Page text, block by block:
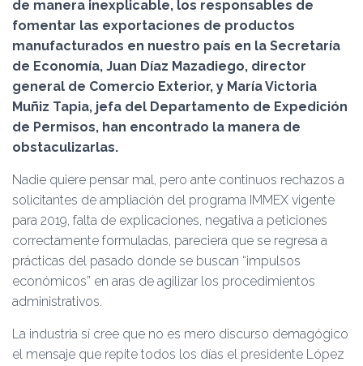
Ó
de manera inexplicable, los responsables de
fomentar las exportaciones de productos
manufacturados en nuestro país en la Secretaría
de Economía, Juan Díaz Mazadiego, director
general de Comercio Exterior, y María Victoria
Muñiz Tapia, jefa del Departamento de Expedición
de Permisos, han encontrado la manera de
obstaculizarlas.
Nadie quiere pensar mal, pero ante continuos rechazos a
solicitantes de ampliación del programa IMMEX vigente
para 2019, falta de explicaciones, negativa a peticiones
correctamente formuladas, pareciera que se regresa a
prácticas del pasado donde se buscan “impulsos
económicos” en aras de agilizar los procedimientos
administrativos.
La industria sí cree que no es mero discurso demagógico
el mensaje que repite todos los días el presidente López